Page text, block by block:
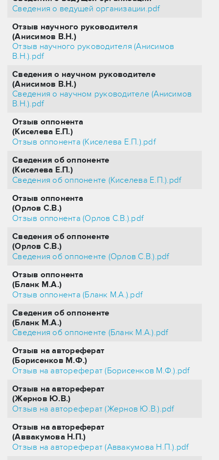
Сведения о ведущей организации.pdf
Отзыв научного руководителя
(Анисимов В.Н.)
Отзыв научного руководителя (Анисимов
В.Н.).pdf
Сведения о научном руководителе
(Анисимов В.Н.)
Сведения о научном руководителе (Анисимов
В.Н.).pdf
Отзыв оппонента
(Киселева Е.П.)
Отзыв оппонента (Киселева Е.П.).pdf
Сведения об оппоненте
(Киселева Е.П.)
Сведения об оппоненте (Киселева Е.П.).pdf
Отзыв оппонента
(Орлов С.В.)
Отзыв оппонента (Орлов С.В.).pdf
Сведения об оппоненте
(Орлов С.В.)
Сведения об оппоненте (Орлов С.В.).pdf
Отзыв оппонента
(Бланк М.А.)
Отзыв оппонента (Бланк М.А.).pdf
Сведения об оппоненте
(Бланк М.А.)
Сведения об оппоненте (Бланк М.А.).pdf
Отзыв на автореферат
(Борисенков М.Ф.)
Отзыв на автореферат (Борисенков М.Ф.).pdf
Отзыв на автореферат
(Жернов Ю.В.)
Отзыв на автореферат (Жернов Ю.В.).pdf
Отзыв на автореферат
(Аввакумова Н.П.)
Отзыв на автореферат (Аввакумова Н.П.).pdf